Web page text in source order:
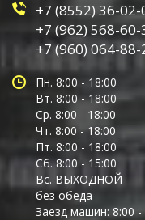
+7 (8552) 36-
+7 (962) 568-
+7 (960) 064-
Пн. 8:00 - 18:00
Вт. 8:00 - 18:00
Ср. 8:00 - 18:00
Чт. 8:00 - 18:00
Пт. 8:00 - 18:00
Сб. 8:00 - 15:00
Вс. ВЫХОДНОЙ
без обеда
Заезд машин: 8:00 -